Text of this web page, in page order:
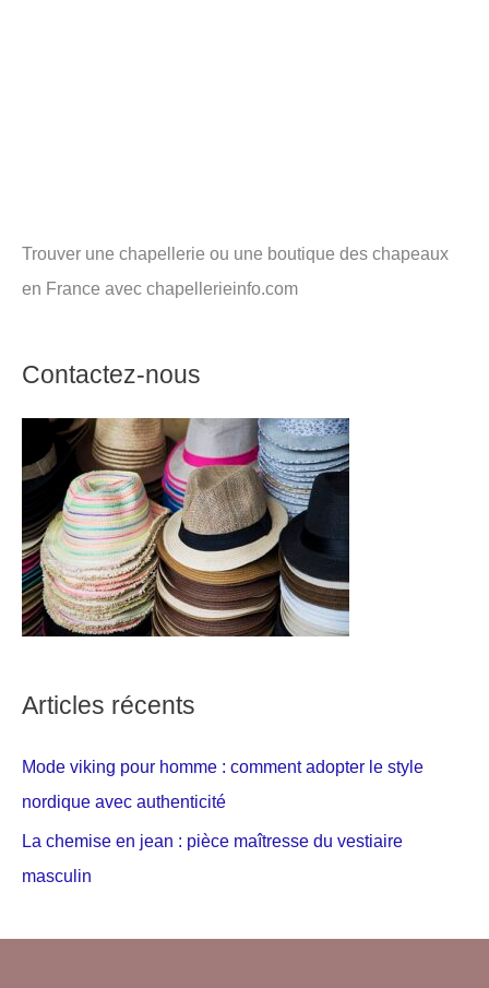
Trouver une chapellerie ou une boutique des chapeaux
en France avec chapellerieinfo.com
Contactez-nous
Articles récents
Mode viking pour homme : comment adopter le style
nordique avec authenticité
La chemise en jean : pièce maîtresse du vestiaire
masculin